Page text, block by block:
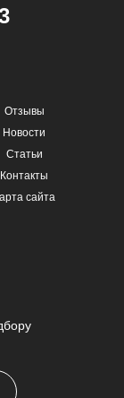
Отзывы
Новости
Статьи
Контакты
сайта